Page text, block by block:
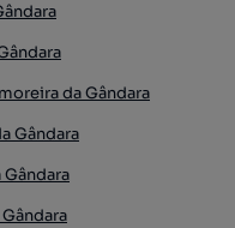
da Gândara
Gândara